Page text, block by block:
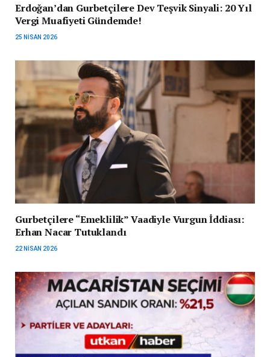
Erdoğan’dan Gurbetçilere Dev Teşvik Sinyali: 20 Yıl
Vergi Muafiyeti Gündemde!
25 NISAN 2026
Gurbetçilere “Emeklilik” Vaadiyle Vurgun İddiası:
Erhan Nacar Tutuklandı
22 NISAN 2026